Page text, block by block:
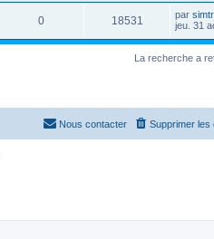
0 18531 par
jeu. 31
La recherche a
Supprimer les
Nous contacter